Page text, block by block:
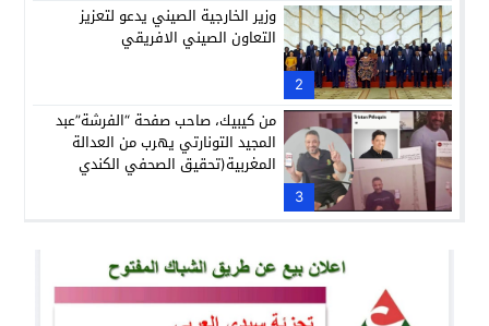
2
وزير الخارجية الصيني يدعو لتعزيز
التعاون الصيني الافريقي
3
من كيبيك، صاحب صفحة “الفرشة”عبد
المجيد التونارتي يهرب من العدالة
المغربية(تحقيق الصحفي الكندي